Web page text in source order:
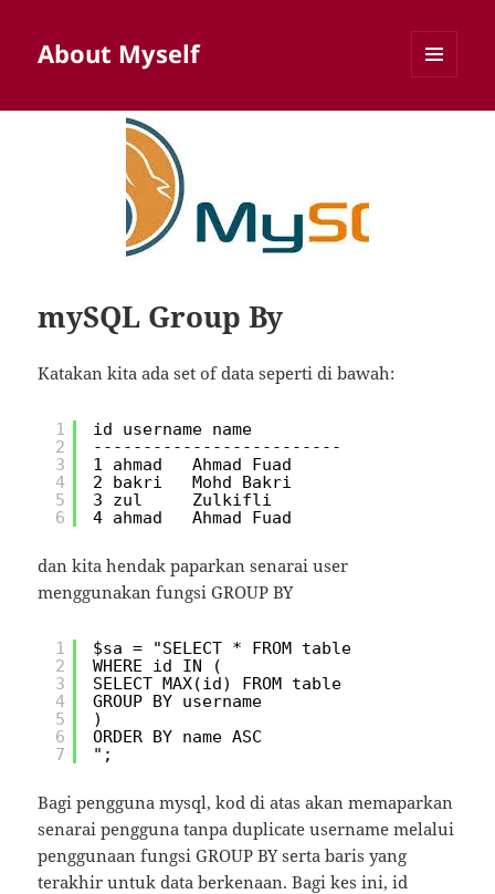
About Myself
mySQL Group By
Katakan kita ada set of data seperti di bawah:
1
2
3
4
5
6
id username name
-------------------------
1 ahmad   Ahmad Fuad
2 bakri   Mohd Bakri
3 zul     Zulkifli
4 ahmad   Ahmad Fuad
dan kita hendak paparkan senarai user
menggunakan fungsi GROUP BY
1
2
3
4
5
6
7
$sa = "SELECT * FROM table
WHERE id IN (
SELECT MAX(id) FROM table
GROUP BY username
)
ORDER BY name ASC
";
Bagi pengguna mysql, kod di atas akan memaparkan
senarai pengguna tanpa duplicate username melalui
penggunaan fungsi GROUP BY serta baris yang
terakhir untuk data berkenaan. Bagi kes ini, id